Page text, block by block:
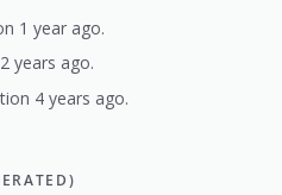
1 year ago.
years ago.
4 years ago.